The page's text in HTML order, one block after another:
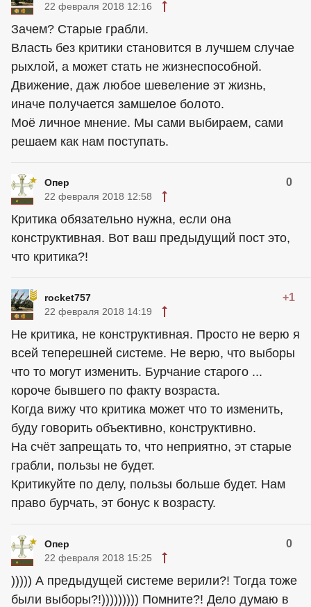
22 февраля 2018 12:16
Зачем? Старые грабли.
Власть без критики становится в лучшем случае
рыхлой, а может стать не жизнеспособной.
Движение, даж любое шевеление эт жизнь,
иначе получается замшелое болото.
Моё личное мнение. Мы сами выбираем, сами
решаем как нам поступать.
Опер 0
22 февраля 2018 12:58
Критика обязательно нужна, если она
конструктивная. Вот ваш предыдущий пост это,
что критика?!
rocket757 +1
22 февраля 2018 14:19
Не критика, не конструктивная. Просто не верю я
всей теперешней системе. Не верю, что выборы
что то могут изменить. Бурчание старого ...
короче бывшего по факту возраста.
Когда вижу что критика может что то изменить,
буду говорить объективно, конструктивно.
На счёт запрещать то, что неприятно, эт старые
грабли, пользы не будет.
Критикуйте по делу, пользы больше будет. Нам
право бурчать, эт бонус к возрасту.
Опер 0
22 февраля 2018 15:25
))))) А предыдущей системе верили?! Тогда тоже
были выборы?!))))))))) Помните?! Дело думаю в